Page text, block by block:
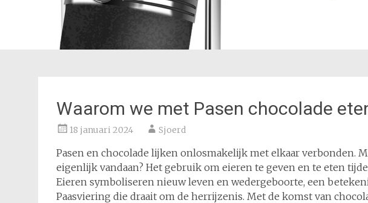
Waarom we met Pasen chocolade
18 januari 2024 Sjoerd
Pasen en chocolade lijken onlosmakelijk met elkaar verbonden.
eigenlijk vandaan? Het gebruik om eieren te geven en te eten
Eieren symboliseren nieuw leven en wedergeboorte, een
Paasviering die draait om de herrijzenis. Met de komst van